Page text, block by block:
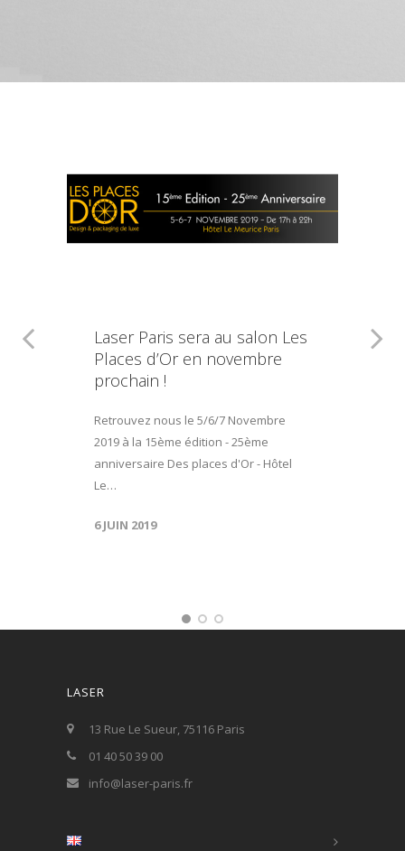
Laser Paris sera au salon Les
Places d’Or en novembre
prochain !
Retrouvez nous le 5/6/7 Novembre
2019 à la 15ème édition - 25ème
anniversaire Des places d'Or - Hôtel
Le…
6 JUIN 2019
LASER
13 Rue Le Sueur, 75116 Paris
01 40 50 39 00
info@laser-paris.fr